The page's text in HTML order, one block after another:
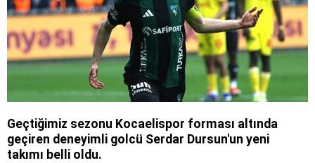
Geçtiğimiz sezonu Kocaelispor forması altında
geçiren deneyimli golcü Serdar Dursun'un yeni
takımı belli oldu.